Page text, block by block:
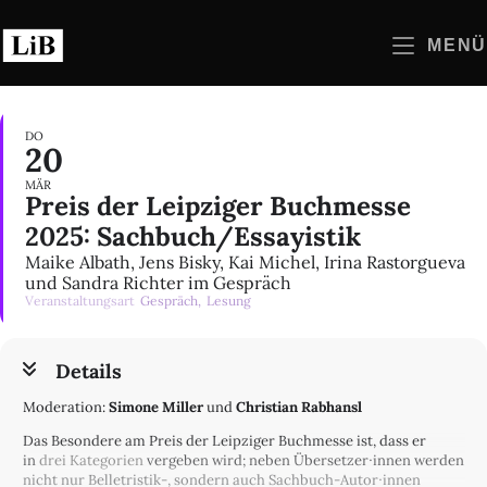
Inhalt
springen
MENÜ
DO
20
MÄR
Preis der Leipziger Buchmesse
2025: Sachbuch/Essayistik
Maike Albath, Jens Bisky, Kai Michel, Irina Rastorgueva
und Sandra Richter im Gespräch
Veranstaltungsart Gespräch, Lesung
Details
Moderation:Simone MillerundChristian Rabhansl
Das Besondere am Preis der Leipziger Buchmesse ist, dass er
indrei Kategorienvergeben wird; neben Übersetzer∙innen werden
nicht nur Belletristik-, sondern auch Sachbuch-Autor∙innen